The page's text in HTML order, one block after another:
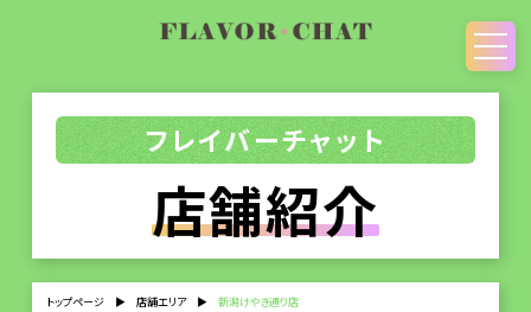
フレイバーチャット
店舗紹介
トップページ▶ 店舗エリア▶ 新潟けやき通り店